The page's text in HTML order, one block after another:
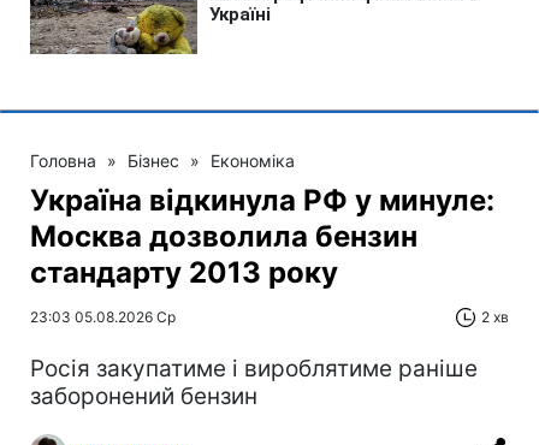
Головна » Бізнес » Економіка
Україна відкинула РФ у минуле:
Москва дозволила бензин
стандарту 2013 року
23:03 05.08.2026 Ср 2 хв
Росія закупатиме і вироблятиме раніше
заборонений бензин